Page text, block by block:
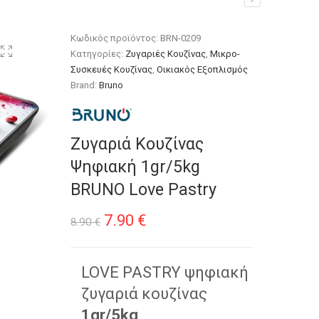
Κωδικός προϊόντος: BRN-0209
Κατηγορίες: Ζυγαριές Κουζίνας,Μικρο-
Συσκευές Κουζίνας,Οικιακός Εξοπλισμός
Brand:Bruno
Ζυγαριά Κουζίνας
Ψηφιακή 1gr/5kg
BRUNO Love Pastry
8.90€ Original
was:
8.90 €.
7.90 €Η
τιμή
είναι:
LOVE PASTRY ψηφιακή
ζυγαριά κουζίνας
1gr/5kg